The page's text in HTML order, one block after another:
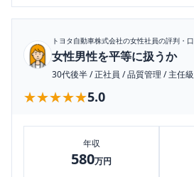
トヨタ自動車株式会社の女性社員の評判・口
女性男性を平等に扱うか
30代後半/正社員 /品質管理 /主任級
★★★★★
★★★★★5.0
年収
580万円